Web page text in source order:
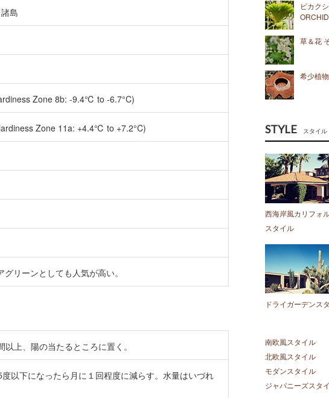
島
Zone 8b: -9.4℃ to -6.7°C)
Zone 11a: +4.4℃ to +7.2°C)
リーンとしても人気が高い。
上、陽の当たるところに置く。
以下になったら月に１回程度に減らす。水量はいづれ
ビカク
ORCHID
草＆花
希少植
STYLE スタイル
西海岸風カリフォ
スタイル
ドライガーデンス
南欧風スタイル
北欧風スタイル
モダンスタイル
ジャパニーズスタ